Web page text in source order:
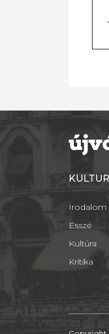
Irodalom
Esszé
Kultúra
Kritika